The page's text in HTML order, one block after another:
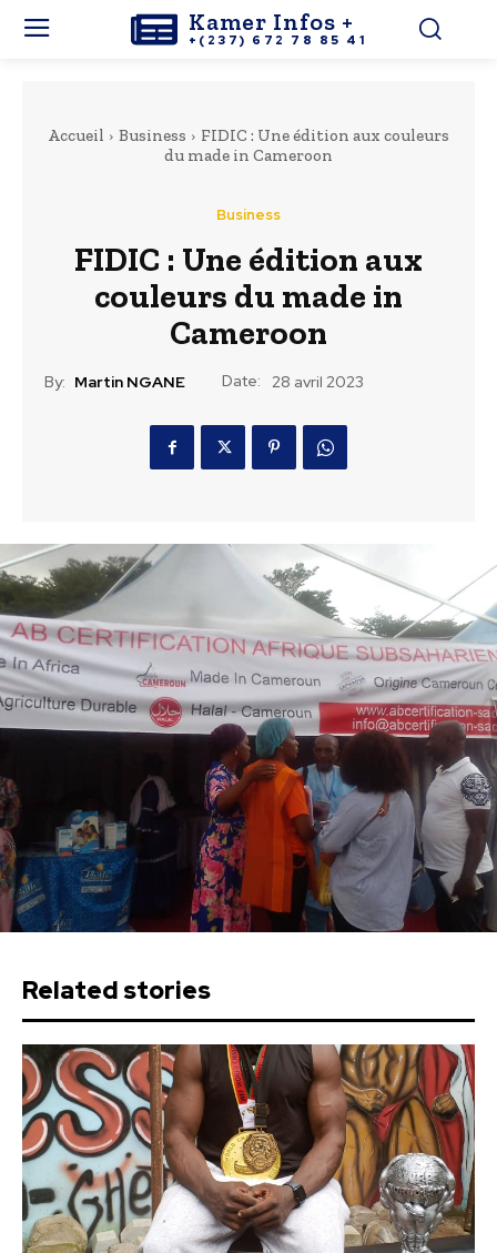
Kamer Infos +
+(237) 672 78 85 41
Accueil Business
FIDIC : Une édition aux couleurs
du made in Cameroon
Business
FIDIC : Une édition aux
couleurs du made in
Cameroon
By: Martin NGANE Date: 28 avril 2023
Related stories